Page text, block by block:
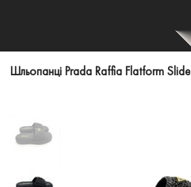
Шльопанці Prada Raffia Flatform Slide